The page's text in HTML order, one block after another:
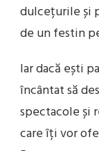
dulcețurile și
de un festin
Iar dacă ești
încântat să
spectacole și
care îți vor